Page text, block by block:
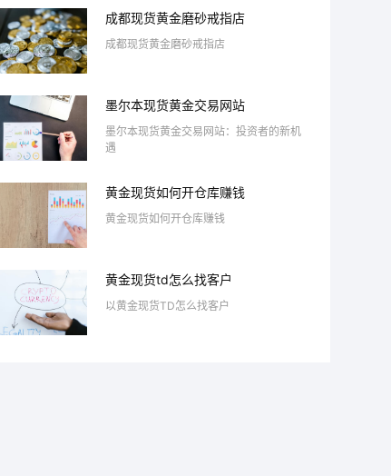
成都现货黄金磨砂戒指店
成都现货黄金磨砂戒指店
墨尔本现货黄金交易网站
墨尔本现货黄金交易网站：投资者的新机
遇
黄金现货如何开仓库赚钱
黄金现货如何开仓库赚钱
黄金现货td怎么找客户
以黄金现货TD怎么找客户